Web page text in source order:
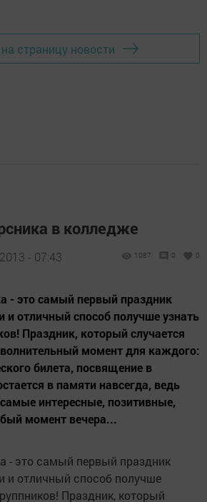
страницу новости
в колледже
- 07:43 1087 0 0
- это самый первый праздник
и отличный способ получше узнать
Праздник, который случается
момент для каждого:
билета, посвящение в
в памяти навсегда, ведь
интересные, позитивные,
момент вечера...
- это самый первый праздник
и отличный способ получше
Праздник, который